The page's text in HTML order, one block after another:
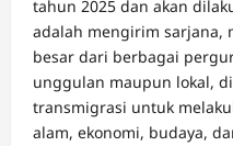
tahun 2025 dan akan
adalah mengirim sarjana,
besar dari berbagai
unggulan maupun lokal,
transmigrasi untuk
alam, ekonomi, budaya,